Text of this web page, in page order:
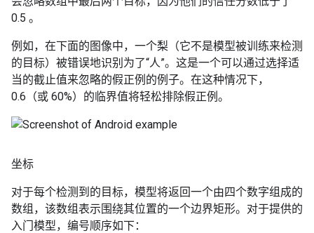
0.5 。
例如，在下面的图像中，一个梨（它不是模型被训练来检测
的目标）被错误地识别为了“人”。这是一个可以通过选择适
当的截止值来忽略的假正例的例子。在这种情况下，
0.6（或 60%）的临界值将轻松排除假正例。
坐标
对于每个检测到的目标，模型将返回一个由四个数字组成的
数组，该数组表示围绕其位置的一个边界矩形。对于提供的
入门模型，编号顺序如下：